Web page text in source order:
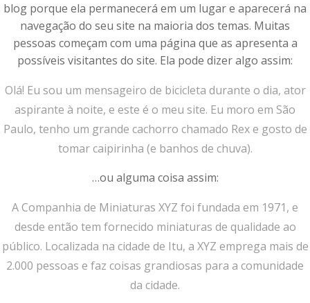
blog porque ela permanecerá em um lugar e aparecerá na
navegação do seu site na maioria dos temas. Muitas
pessoas começam com uma página que as apresenta a
possíveis visitantes do site. Ela pode dizer algo assim:
Olá! Eu sou um mensageiro de bicicleta durante o dia, ator
aspirante à noite, e este é o meu site. Eu moro em São
Paulo, tenho um grande cachorro chamado Rex e gosto de
tomar caipirinha (e banhos de chuva).
…ou alguma coisa assim:
A Companhia de Miniaturas XYZ foi fundada em 1971, e
desde então tem fornecido miniaturas de qualidade ao
público. Localizada na cidade de Itu, a XYZ emprega mais de
2.000 pessoas e faz coisas grandiosas para a comunidade
da cidade.